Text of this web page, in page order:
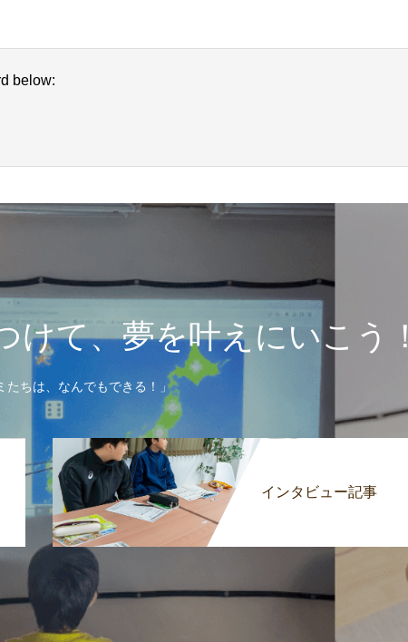
below:
けて、夢を叶えにいこう！
たちは、なんでもできる！」
インタビュー記事